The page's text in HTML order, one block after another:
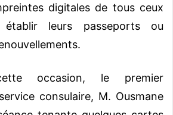
digitales de tous ceux
leurs passeports ou
occasion, le premier
consulaire, M. Ousmane